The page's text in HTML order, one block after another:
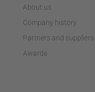
About us
Company history
Partners and suppliers
Awards